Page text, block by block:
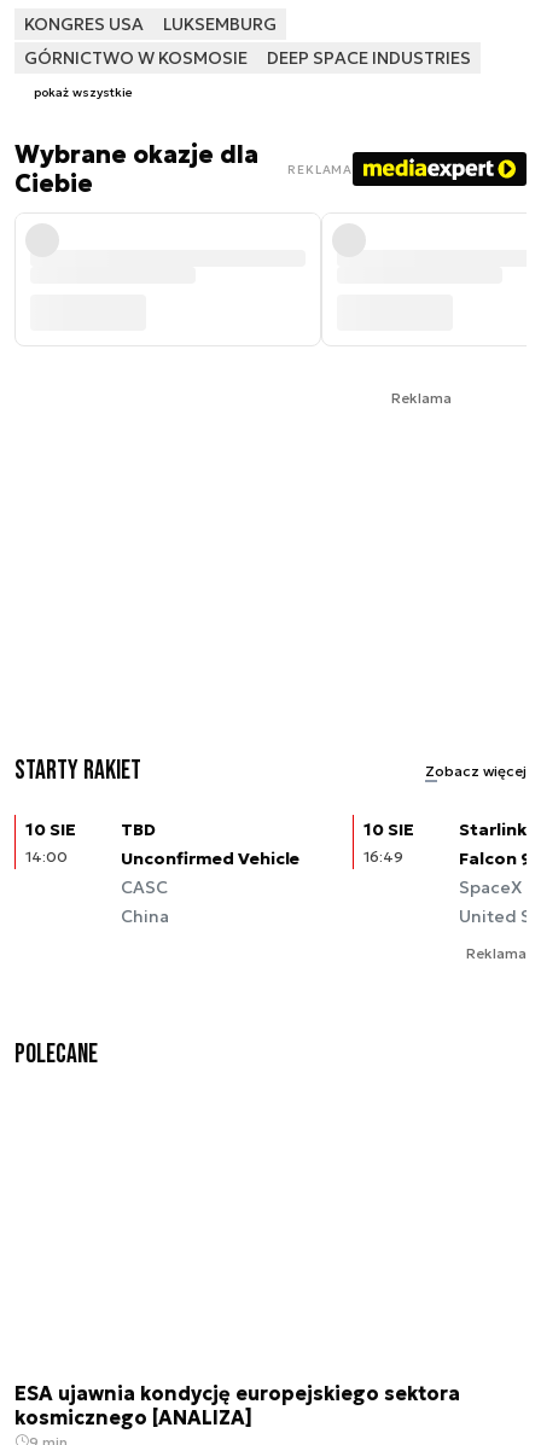
KONGRES USA
LUKSEMBURG
GÓRNICTWO W KOSMOSIE
DEEP SPACE INDUSTRIES
pokaż wszystkie
Wybrane okazje dla
Ciebie
REKLAMA
Reklama
Starty rakiet Zobacz więcej
10 SIE
14:00
TBD
Unconfirmed Vehicle
CASC
China
10 SIE
16:49
Starlink
Falcon 9
SpaceX
United
Reklama
Polecane
ESA ujawnia kondycję europejskiego sektora
kosmicznego [ANALIZA]